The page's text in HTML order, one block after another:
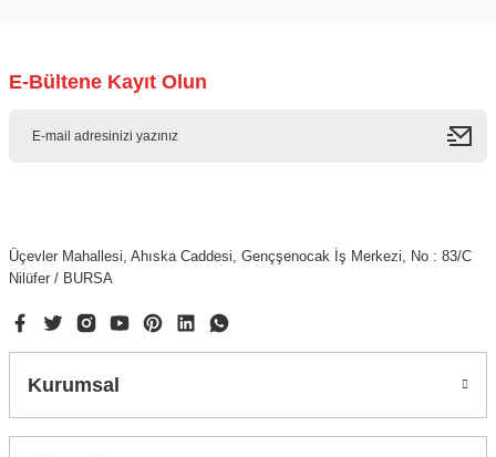
E-Bültene Kayıt Olun
Üçevler Mahallesi, Ahıska Caddesi, Gençşenocak İş Merkezi, No : 83/C
Nilüfer / BURSA
Kurumsal